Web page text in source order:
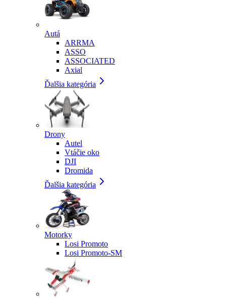
Autá
ARRMA
ASSO
ASSOCIATED
Axial
Ďalšia kategória
Drony
Autel
Vtáčie oko
DJI
Dromida
Ďalšia kategória
Motorky
Losi Promoto
Losi Promoto-SM